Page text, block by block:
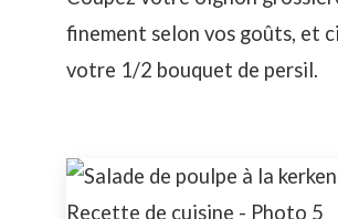
finement selon vos goûts, et
votre 1/2 bouquet de persil.